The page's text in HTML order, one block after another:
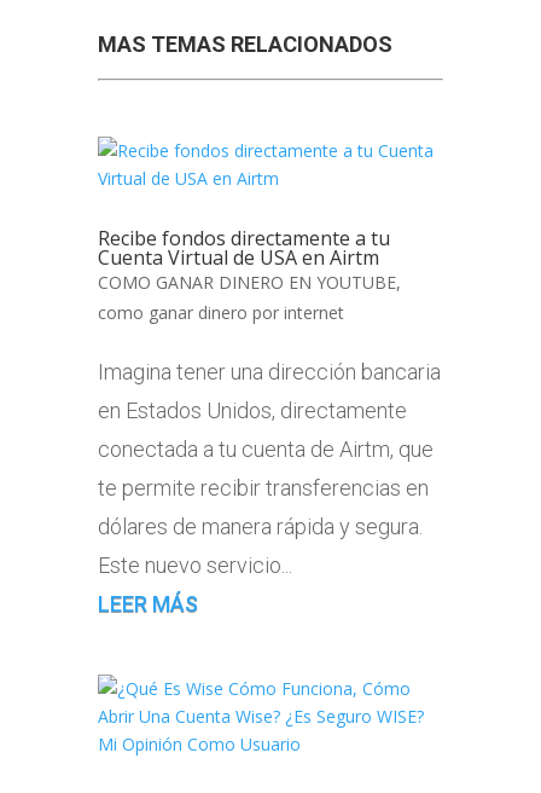
MAS TEMAS RELACIONADOS
Recibe fondos directamente a tu
Cuenta Virtual de USA en Airtm
COMO GANAR DINERO EN YOUTUBE,
como ganar dinero por internet
Imagina tener una dirección bancaria
en Estados Unidos, directamente
conectada a tu cuenta de Airtm, que
te permite recibir transferencias en
dólares de manera rápida y segura.
Este nuevo servicio...
LEER MÁS